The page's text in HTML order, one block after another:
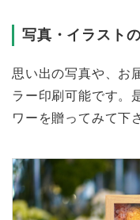
写真・イラスト
思い出の写真や、お
ラー印刷可能です。
ワーを贈ってみて下